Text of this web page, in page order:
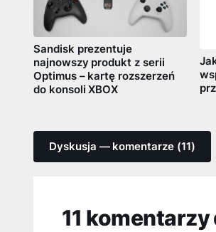
Sandisk prezentuje
najnowszy produkt z serii
Optimus – kartę rozszerzeń
do konsoli XBOX
Dyskusja — komentarze (11)
11 komentarzy